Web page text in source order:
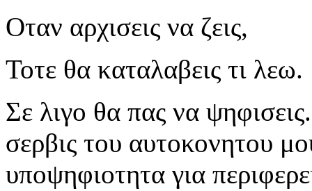
Οταν αρχισεις να ζεις,
Τοτε θα καταλαβεις τι λεω.
Σε λιγο θα πας να
σερβις του αυτοκονητου
υποψηφιοτητα για